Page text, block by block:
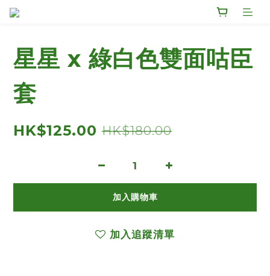
星星 x 綠白色雙面咕臣
套
HK$125.00 HK$180.00
加入購物車
加入追蹤清單